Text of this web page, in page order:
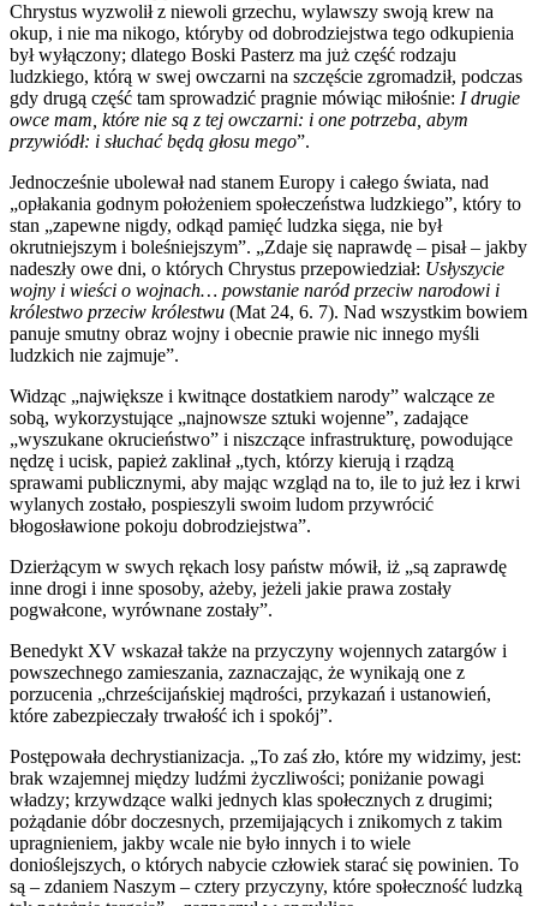
Chrystus wyzwolił z niewoli grzechu, wylawszy swoją krew na
okup, i nie ma nikogo, któryby od dobrodziejstwa tego odkupienia
był wyłączony; dlatego Boski Pasterz ma już część rodzaju
ludzkiego, którą w swej owczarni na szczęście zgromadził, podczas
gdy drugą część tam sprowadzić pragnie mówiąc miłośnie: I drugie
owce mam, które nie są z tej owczarni: i one potrzeba, abym
przywiódł: i słuchać będą głosu mego”.
Jednocześnie ubolewał nad stanem Europy i całego świata, nad
„opłakania godnym położeniem społeczeństwa ludzkiego”, który to
stan „zapewne nigdy, odkąd pamięć ludzka sięga, nie był
okrutniejszym i boleśniejszym”. „Zdaje się naprawdę – pisał – jakby
nadeszły owe dni, o których Chrystus przepowiedział: Usłyszycie
wojny i wieści o wojnach… powstanie naród przeciw narodowi i
królestwo przeciw królestwu (Mat 24, 6. 7). Nad wszystkim bowiem
panuje smutny obraz wojny i obecnie prawie nic innego myśli
ludzkich nie zajmuje”.
Widząc „największe i kwitnące dostatkiem narody” walczące ze
sobą, wykorzystujące „najnowsze sztuki wojenne”, zadające
„wyszukane okrucieństwo” i niszczące infrastrukturę, powodujące
nędzę i ucisk, papież zaklinał „tych, którzy kierują i rządzą
sprawami publicznymi, aby mając wzgląd na to, ile to już łez i krwi
wylanych zostało, pospieszyli swoim ludom przywrócić
błogosławione pokoju dobrodziejstwa”.
Dzierżącym w swych rękach losy państw mówił, iż „są zaprawdę
inne drogi i inne sposoby, ażeby, jeżeli jakie prawa zostały
pogwałcone, wyrównane zostały”.
Benedykt XV wskazał także na przyczyny wojennych zatargów i
powszechnego zamieszania, zaznaczając, że wynikają one z
porzucenia „chrześcijańskiej mądrości, przykazań i ustanowień,
które zabezpieczały trwałość ich i spokój”.
Postępowała dechrystianizacja. „To zaś zło, które my widzimy, jest:
brak wzajemnej między ludźmi życzliwości; poniżanie powagi
władzy; krzywdzące walki jednych klas społecznych z drugimi;
pożądanie dóbr doczesnych, przemijających i znikomych z takim
upragnieniem, jakby wcale nie było innych i to wiele
donioślejszych, o których nabycie człowiek starać się powinien. To
są – zdaniem Naszym – cztery przyczyny, które społeczność ludzką